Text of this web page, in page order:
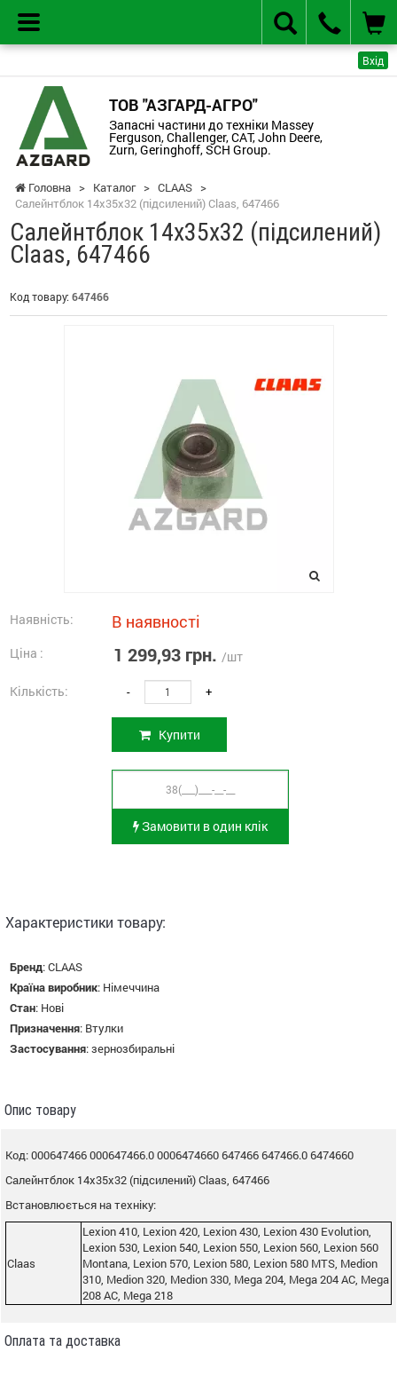
Вхід
ТОВ "АЗГАРД-АГРО"
Запасні частини до техніки Massey
Ferguson, Challenger, CAT, John Deere,
Zurn, Geringhoff, SCH Group.
Головна > Каталог > CLAAS >
Салейнтблок 14х35х32 (підсилений) Claas, 647466
Салейнтблок 14х35х32 (підсилений)
Claas, 647466
Код товару: 647466
Наявність: В наявності
Ціна : 1 299,93 грн. /шт
Кількість: - +
Купити
Замовити в один клік
Характеристики товару:
Бренд:CLAAS
Країна виробник: Німеччина
Стан: Нові
Призначення: Втулки
Застосування:зернозбиральні
Опис товару
Код: 000647466 000647466.0 0006474660 647466 647466.0 6474660
Салейнтблок 14х35х32 (підсилений) Claas, 647466
Встановлюється на техніку:
Claas
Lexion 410, Lexion 420, Lexion 430, Lexion 430 Evolution,
Lexion 530, Lexion 540, Lexion 550, Lexion 560, Lexion 560
Montana, Lexion 570, Lexion 580, Lexion 580 MTS, Medion
310, Medion 320, Medion 330, Mega 204, Mega 204 AC, Mega
208 AC, Mega 218
Оплата та доставка